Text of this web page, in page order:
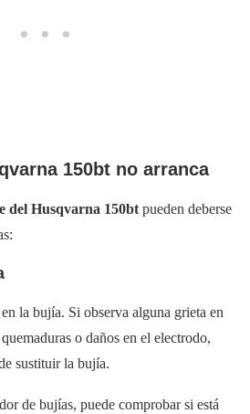
150bt no arranca
del Husqvarna 150bt pueden deberse
la bujía. Si observa alguna grieta en
o daños en el electrodo,
sustituir la bujía.
de bujías, puede comprobar si está